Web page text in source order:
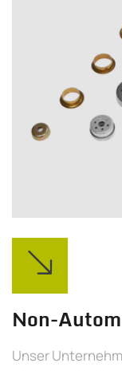
Non-
Unser